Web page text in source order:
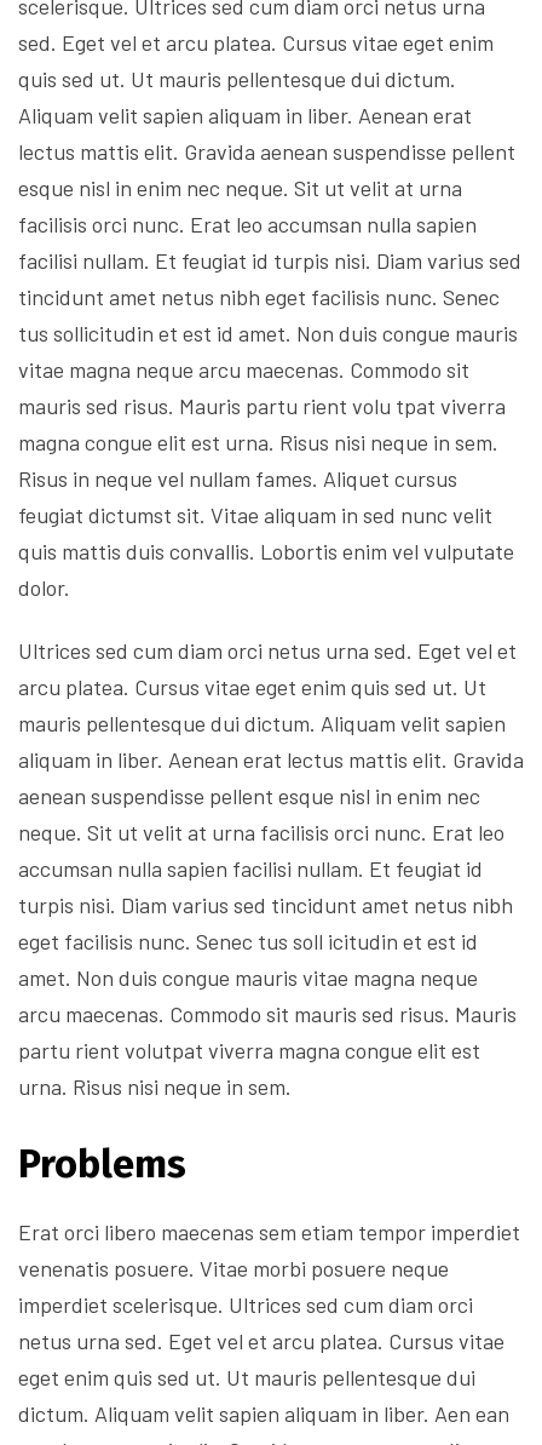
scelerisque. Ultrices sed cum diam orci netus urna
sed. Eget vel et arcu platea. Cursus vitae eget enim
quis sed ut. Ut mauris pellentesque dui dictum.
Aliquam velit sapien aliquam in liber. Aenean erat
lectus mattis elit. Gravida aenean suspendisse pellent
esque nisl in enim nec neque. Sit ut velit at urna
facilisis orci nunc. Erat leo accumsan nulla sapien
facilisi nullam. Et feugiat id turpis nisi. Diam varius sed
tincidunt amet netus nibh eget facilisis nunc. Senec
tus sollicitudin et est id amet. Non duis congue mauris
vitae magna neque arcu maecenas. Commodo sit
mauris sed risus. Mauris partu rient volu tpat viverra
magna congue elit est urna. Risus nisi neque in sem.
Risus in neque vel nullam fames. Aliquet cursus
feugiat dictumst sit. Vitae aliquam in sed nunc velit
quis mattis duis convallis. Lobortis enim vel vulputate
dolor.
Ultrices sed cum diam orci netus urna sed. Eget vel et
arcu platea. Cursus vitae eget enim quis sed ut. Ut
mauris pellentesque dui dictum. Aliquam velit sapien
aliquam in liber. Aenean erat lectus mattis elit. Gravida
aenean suspendisse pellent esque nisl in enim nec
neque. Sit ut velit at urna facilisis orci nunc. Erat leo
accumsan nulla sapien facilisi nullam. Et feugiat id
turpis nisi. Diam varius sed tincidunt amet netus nibh
eget facilisis nunc. Senec tus soll icitudin et est id
amet. Non duis congue mauris vitae magna neque
arcu maecenas. Commodo sit mauris sed risus. Mauris
partu rient volutpat viverra magna congue elit est
urna. Risus nisi neque in sem.
Problems
Erat orci libero maecenas sem etiam tempor imperdiet
venenatis posuere. Vitae morbi posuere neque
imperdiet scelerisque. Ultrices sed cum diam orci
netus urna sed. Eget vel et arcu platea. Cursus vitae
eget enim quis sed ut. Ut mauris pellentesque dui
dictum. Aliquam velit sapien aliquam in liber. Aen ean